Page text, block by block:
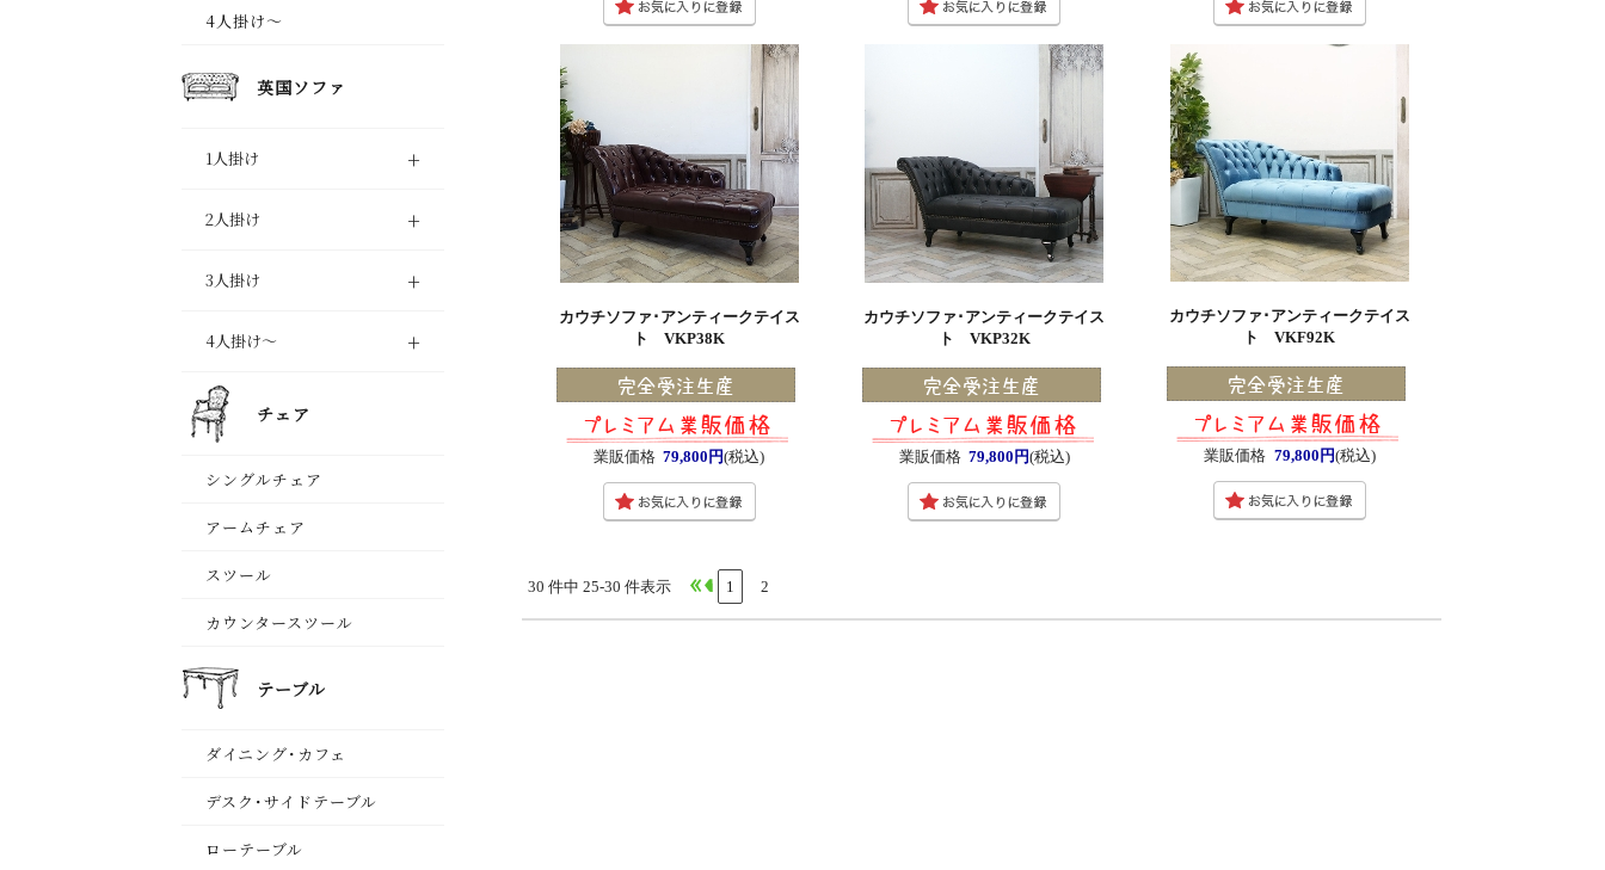
カウチソファ･アンティークテイス
ト VKP38K
業販価格 79,800円(税込)
カウチソファ･アンティークテイス
ト VKP32K
業販価格 79,800円(税込)
カウチソファ･アンティークテイス
ト VKF92K
業販価格 79,800円(税込)
30 件中 25-30 件表示 1 2